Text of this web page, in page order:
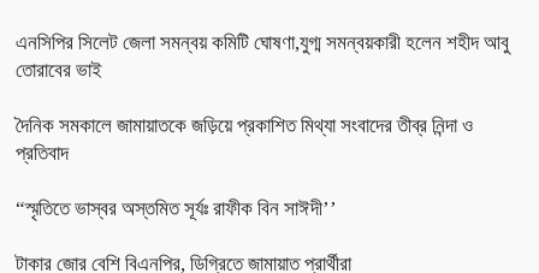
এনসিপির সিলেট জেলা সমন্বয় কমিটি ঘোষণা,যুগ্ম সমন্বয়কারী হলেন শহীদ আবু
তোরাবের ভাই
দৈনিক সমকালে জামায়াতকে জড়িয়ে প্রকাশিত মিথ্যা সংবাদের তীব্র নিন্দা ও
প্রতিবাদ
“স্মৃতিতে ভাস্বর অস্তমিত সূর্যঃ রাফীক বিন সাঈদী’’
টাকার জোর বেশি বিএনপির, ডিগ্রিতে জামায়াত প্রার্থীরা